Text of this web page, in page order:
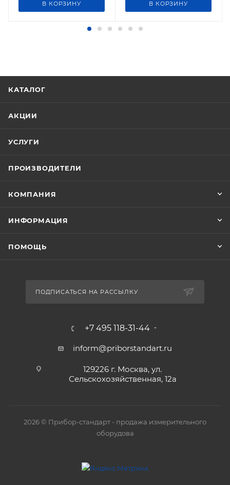
В КОРЗИНУ В КОРЗИНУ
КАТАЛОГ
АКЦИИ
УСЛУГИ
ПРОИЗВОДИТЕЛИ
КОМПАНИЯ
ИНФОРМАЦИЯ
ПОМОЩЬ
ПОДПИСАТЬСЯ НА РАССЫЛКУ
+7 495 118-31-44
inform@priborstandart.ru
129226 г. Москва, ул.
Сельскохозяйственная, 12а
2026 © Прибор-стандарт - продажа измерительного
оборудова